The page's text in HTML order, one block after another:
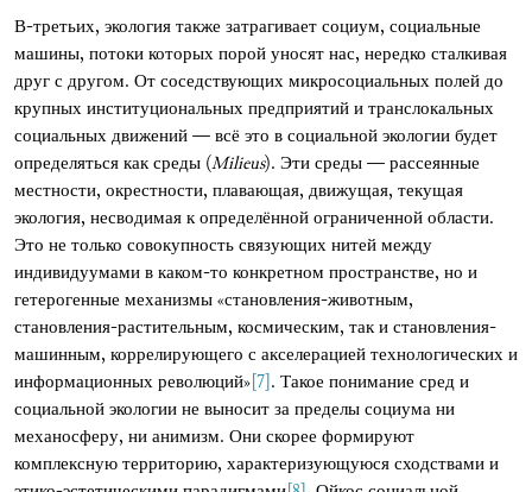
В-третьих, экология также затрагивает социум, социальные
машины, потоки которых порой уносят нас, нередко сталкивая
друг с другом. От соседствующих микросоциальных полей до
крупных институциональных предприятий и транслокальных
социальных движений — всё это в социальной экологии будет
определяться как среды (Milieus). Эти среды — рассеянные
местности, окрестности, плавающая, движущая, текущая
экология, несводимая к определённой ограниченной области.
Это не только совокупность связующих нитей между
индивидуумами в каком-то конкретном пространстве, но и
гетерогенные механизмы «становления-животным,
становления-растительным, космическим, так и становления-
машинным, коррелирующего с акселерацией технологических и
информационных революций»[7]. Такое понимание сред и
социальной экологии не выносит за пределы социума ни
механосферу, ни анимизм. Они скорее формируют
комплексную территорию, характеризующуюся сходствами и